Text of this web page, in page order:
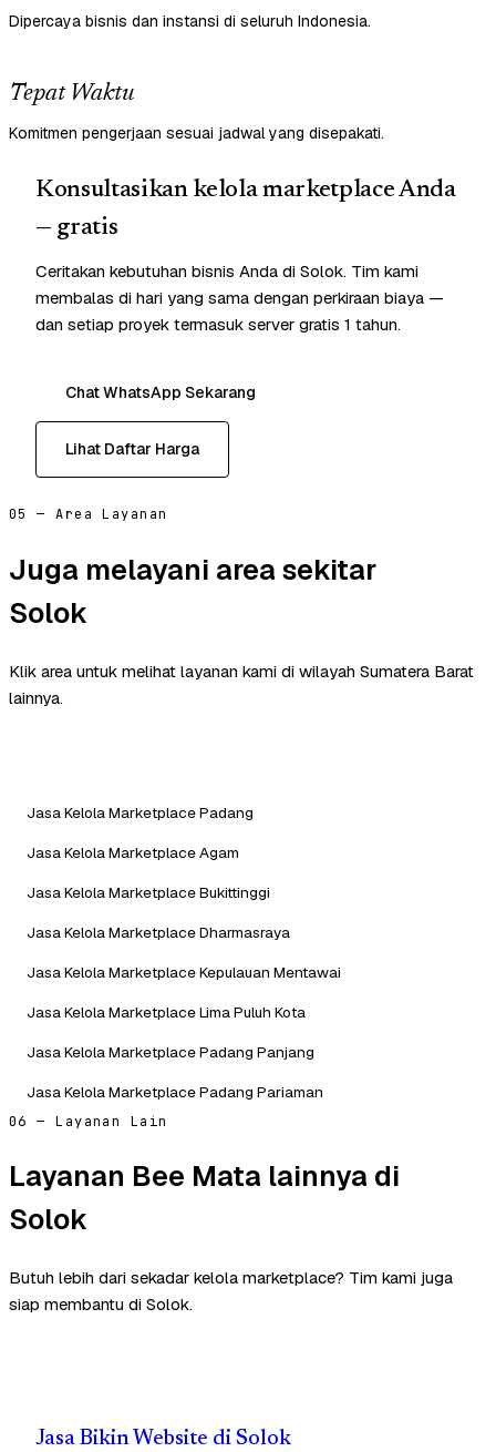
Dipercaya bisnis dan instansi di seluruh Indonesia.
Tepat Waktu
Komitmen pengerjaan sesuai jadwal yang disepakati.
Konsultasikan kelola marketplace Anda
— gratis
Ceritakan kebutuhan bisnis Anda di Solok. Tim kami
membalas di hari yang sama dengan perkiraan biaya —
dan setiap proyek termasuk server gratis 1 tahun.
Chat WhatsApp Sekarang
Lihat Daftar Harga
05 — Area Layanan
Juga melayani area sekitar
Solok
Klik area untuk melihat layanan kami di wilayah Sumatera Barat
lainnya.
Jasa Kelola Marketplace Padang
Jasa Kelola Marketplace Agam
Jasa Kelola Marketplace Bukittinggi
Jasa Kelola Marketplace Dharmasraya
Jasa Kelola Marketplace Kepulauan Mentawai
Jasa Kelola Marketplace Lima Puluh Kota
Jasa Kelola Marketplace Padang Panjang
Jasa Kelola Marketplace Padang Pariaman
06 — Layanan Lain
Layanan Bee Mata lainnya di
Solok
Butuh lebih dari sekadar kelola marketplace? Tim kami juga
siap membantu di Solok.
Jasa Bikin Website di Solok